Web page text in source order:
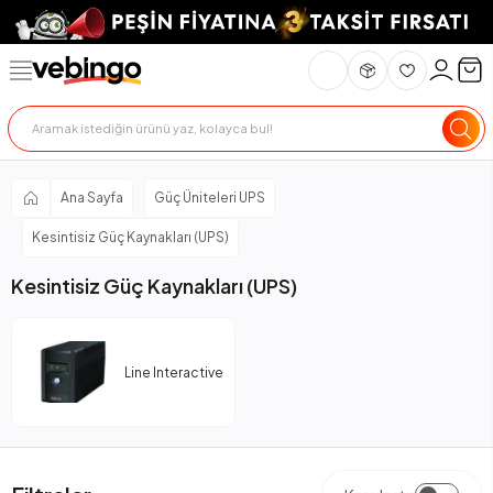
Ana Sayfa Güç Üniteleri UPS
Kesintisiz Güç Kaynakları (UPS)
Kesintisiz Güç Kaynakları (UPS)
Line Interactive